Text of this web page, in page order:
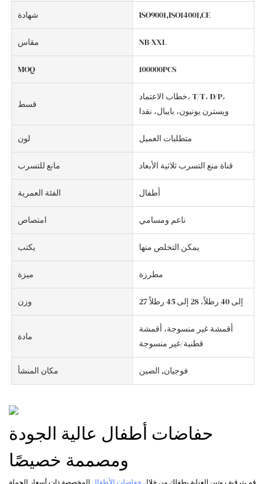
شهادة ISO9001,ISO14001,CE
مقاس NB-XXL
MOQ 100000PCS
قسط
خطاب الاعتماد، T/T، D/P،
ويسترن يونيون، بايبال، نقدا
لون متطلبات العميل
مانع للتسرب قناة منع التسرب ثلاثية الأبعاد
الفئة العمرية أطفال
امتصاص ناعم ومسامي
يكتب يمكن التخلص منها
ميزة مطرزة
وزن 27 إلى 40 رطلاً، 28 إلى 45 رطلاً
مادة
أقمشة غير منسوجة، أقمشة
قطنية/غير منسوجة
مكان المنشأ فوجيان, الصين
حفاضات أطفال عالية الجودة
قم بترقية روتين العناية بطفلك من خلال حفاضات الأطفال المخصصة ذات أسعار الجملة